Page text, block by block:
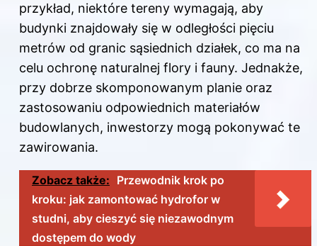
przykład, niektóre tereny wymagają, aby
budynki znajdowały się w odległości pięciu
metrów od granic sąsiednich działek, co ma na
celu ochronę naturalnej flory i fauny. Jednakże,
przy dobrze skomponowanym planie oraz
zastosowaniu odpowiednich materiałów
budowlanych, inwestorzy mogą pokonywać te
zawirowania.
Zobacz także: Przewodnik krok po
kroku: jak zamontować hydrofor w
studni, aby cieszyć się niezawodnym
dostępem do wody